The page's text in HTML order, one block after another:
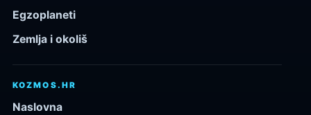
Egzoplaneti
Zemlja i okoliš
KOZMOS.HR
Naslovna